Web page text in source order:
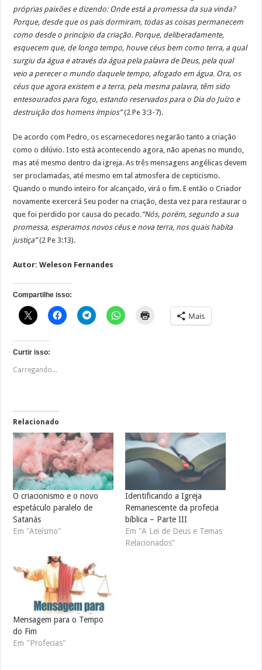
próprias paixões e dizendo: Onde está a promessa da sua vinda?
Porque, desde que os pais dormiram, todas as coisas permanecem
como desde o princípio da criação. Porque, deliberadamente,
esquecem que, de longo tempo, houve céus bem como terra, a qual
surgiu da água e através da água pela palavra de Deus, pela qual
veio a perecer o mundo daquele tempo, afogado em água. Ora, os
céus que agora existem e a terra, pela mesma palavra, têm sido
entesourados para fogo, estando reservados para o Dia do Juízo e
destruição dos homens ímpios”(2 Pe 3:3-7).
De acordo com Pedro, os escarnecedores negarão tanto a criação
como o dilúvio. Isto está acontecendo agora, não apenas no mundo,
mas até mesmo dentro da igreja. As três mensagens angélicas devem
ser proclamadas, até mesmo em tal atmosfera de cepticismo.
Quando o mundo inteiro for alcançado, virá o fim. E então o Criador
novamente exercerá Seu poder na criação, desta vez para restaurar o
que foi perdido por causa do pecado.“Nós, porém, segundo a sua
promessa, esperamos novos céus e nova terra, nos quais habita
justiça”(2 Pe 3:13).
Autor: Weleson Fernandes
Compartilhe isso:
Mais
Curtir isso:
Carregando...
Relacionado
O criacionismo e o novo
espetáculo paralelo de
Satanás
Em "Ateísmo"
Identificando a Igreja
Remanescente da profecia
bíblica – Parte III
Em "A Lei de Deus e Temas
Relacionados"
Mensagem para o Tempo
do Fim
Em "Profecias"